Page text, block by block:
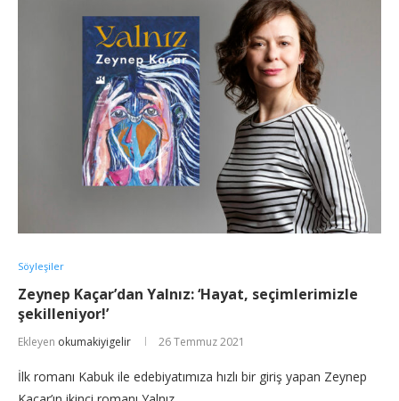
Söyleşiler
Zeynep Kaçar’dan Yalnız: ‘Hayat, seçimlerimizle
şekilleniyor!’
Ekleyen okumakiyigelir 26 Temmuz 2021
İlk romanı Kabuk ile edebiyatımıza hızlı bir giriş yapan Zeynep